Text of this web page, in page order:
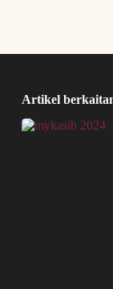
Artikel